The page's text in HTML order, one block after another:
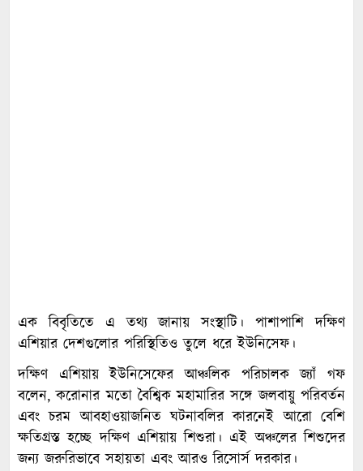
এক বিবৃতিতে এ তথ্য জানায় সংস্থাটি। পাশাপাশি দক্ষিণ
এশিয়ার দেশগুলোর পরিস্থিতিও তুলে ধরে ইউনিসেফ।
দক্ষিণ এশিয়ায় ইউনিসেফের আঞ্চলিক পরিচালক জ্যাঁ গফ
বলেন, করোনার মতো বৈশ্বিক মহামারির সঙ্গে জলবায়ু পরিবর্তন
এবং চরম আবহাওয়াজনিত ঘটনাবলির কারনেই আরো বেশি
ক্ষতিগ্রস্ত হচ্ছে দক্ষিণ এশিয়ায় শিশুরা। এই অঞ্চলের শিশুদের
জন্য জরুরিভাবে সহায়তা এবং আরও রিসোর্স দরকার।